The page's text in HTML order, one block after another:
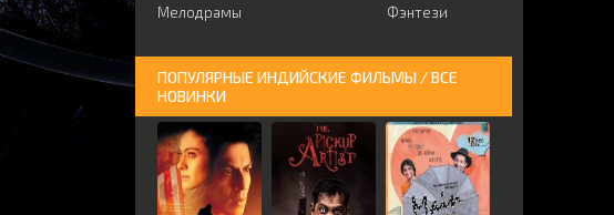
Мелодрамы
Фэнтези
ПОПУЛЯРНЫЕ ИНДИЙСКИЕ ФИЛЬМЫ / ВСЕ
НОВИНКИ